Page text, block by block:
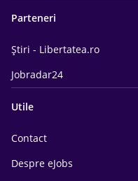
Parteneri
Știri - Libertatea.ro
Jobradar24
Utile
Contact
Despre eJobs